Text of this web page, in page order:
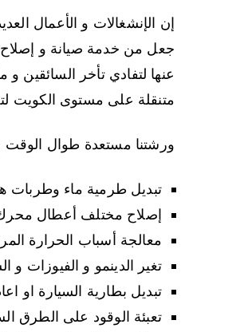
إن الإنشغالات و الأعمال
جعل من خدمة صيانة و إصلاح
عنها لتفادي تأخر
متنقلة على مستوى الكويت
ورشتنا مستعدة طوال الوقت و
تبديل طرمية ماء وطربات
إصلاح مختلف أعطال محرك
معالجة أسباب الحرارة
تغير الدينمو و الفيوزات و
تبديل بطارية السيارة او
تعبئة الوقود على الطرق